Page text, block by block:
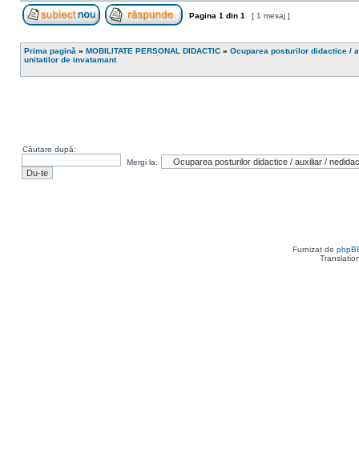
Pagina 1 din 1 [ 1 mesaj ]
Prima pagină » MOBILITATE PERSONAL DIDACTIC » Ocuparea posturilor didactice /
unitatilor de invatamant
Căutare după:
Mergi la:
Furnizat de